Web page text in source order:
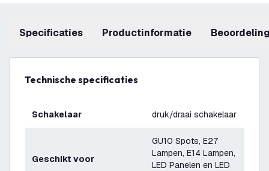
Specificaties productinformatie
Technische specificaties
Schakelaar druk/draai schakelaar
Geschikt voor
GU10 Spots, E27
Lampen, E14 Lampen,
LED Panelen en LED